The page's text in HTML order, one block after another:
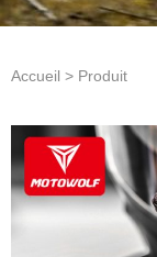
Accueil > Produit